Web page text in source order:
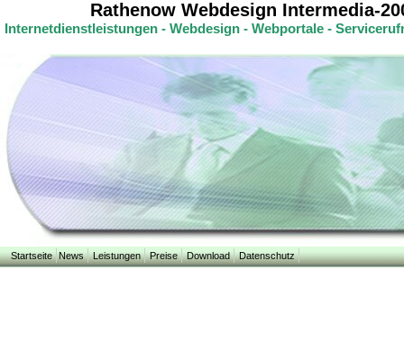
Rathenow Webdesign Intermedia-
Internetdienstleistungen - Webdesign - Webportale -
Startseite News Leistungen Preise Download Datenschutz